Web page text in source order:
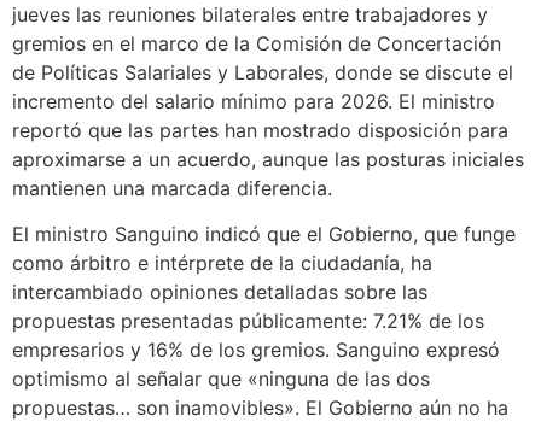
jueves las reuniones bilaterales entre trabajadores y
gremios en el marco de la Comisión de Concertación
de Políticas Salariales y Laborales, donde se discute el
incremento del salario mínimo para 2026. El ministro
reportó que las partes han mostrado disposición para
aproximarse a un acuerdo, aunque las posturas iniciales
mantienen una marcada diferencia.
El ministro Sanguino indicó que el Gobierno, que funge
como árbitro e intérprete de la ciudadanía, ha
intercambiado opiniones detalladas sobre las
propuestas presentadas públicamente: 7.21% de los
empresarios y 16% de los gremios. Sanguino expresó
optimismo al señalar que «ninguna de las dos
propuestas… son inamovibles». El Gobierno aún no ha